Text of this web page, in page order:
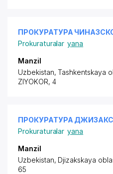
ПРОКУРАТУРА
Prokuraturalar yana
Manzil
Uzbekistan, Tashkentskaya
ZIYOKOR, 4
ПРОКУРАТУРА
Prokuraturalar yana
Manzil
Uzbekistan, Djizakskaya
65